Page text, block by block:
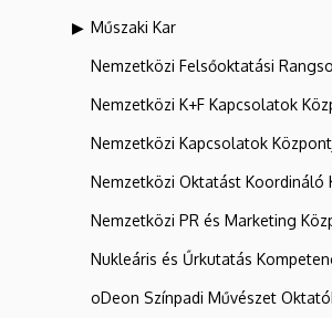
Műszaki Kar
Nemzetközi Felsőoktatási
Nemzetközi K+F Kapcsolatok
Nemzetközi Kapcsolatok
Nemzetközi Oktatást Koordináló
Nemzetközi PR és Marketing
Nukleáris és Űrkutatás
oDeon Színpadi Művészet